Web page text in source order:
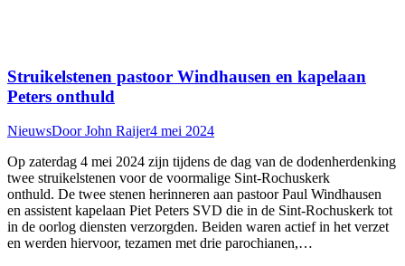
Struikelstenen pastoor Windhausen en kapelaan
Peters onthuld
NieuwsDoorJohn Raijer4 mei 2024
Op zaterdag 4 mei 2024 zijn tijdens de dag van de dodenherdenking
twee struikelstenen voor de voormalige Sint-Rochuskerk
onthuld. De twee stenen herinneren aan pastoor Paul Windhausen
en assistent kapelaan Piet Peters SVD die in de Sint-Rochuskerk tot
in de oorlog diensten verzorgden. Beiden waren actief in het verzet
en werden hiervoor, tezamen met drie parochianen,…